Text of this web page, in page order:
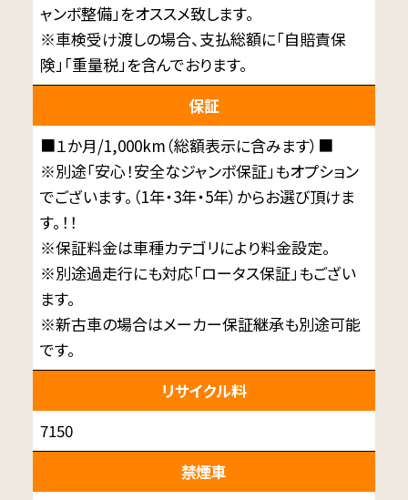
ャンボ整備」をオススメ致します。
※車検受け渡しの場合、支払総額に「自賠責保
険」「重量税」を含んでおります。
保証
■１か月/1,000km（総額表示に含みます）■
※別途「安心！安全なジャンボ保証」もオプション
でございます。（1年・3年・5年）からお選び頂けま
す。！！
※保証料金は車種カテゴリにより料金設定。
※別途過走行にも対応「ロータス保証」もござい
ます。
※新古車の場合はメーカー保証継承も別途可能
です。
リサイクル料
7150
禁煙車